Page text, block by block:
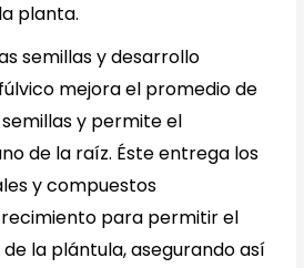
planta.
semillas y desarrollo
mejora el promedio de
y permite el
de la raíz. Éste entrega los
y compuestos
para permitir el
la plántula, asegurando así